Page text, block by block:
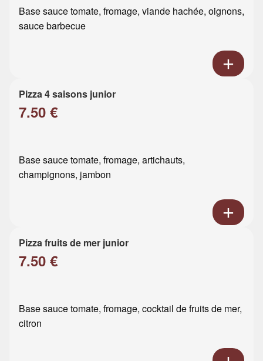
Base sauce tomate, fromage, viande hachée, oignons,
sauce barbecue
Pizza 4 saisons junior
7.50 €
Base sauce tomate, fromage, artichauts,
champignons, jambon
Pizza fruits de mer junior
7.50 €
Base sauce tomate, fromage, cocktail de fruits de mer,
citron